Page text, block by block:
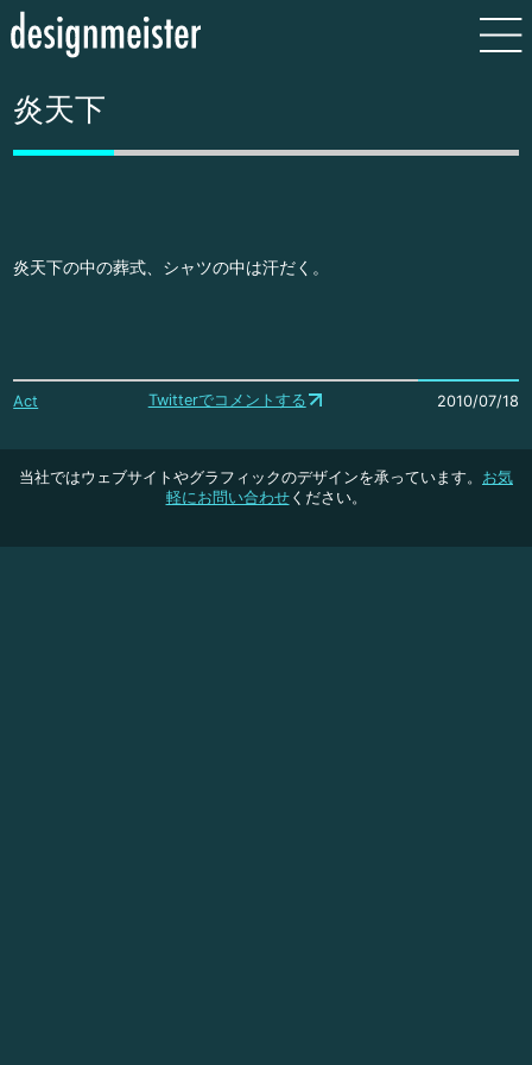
炎天下
炎天下の中の葬式、シャツの中は汗だく。
Act Twitterでコメントする 2010/07/18
当社ではウェブサイトやグラフィックのデザインを承っています。 お気
軽にお問い合わせください。